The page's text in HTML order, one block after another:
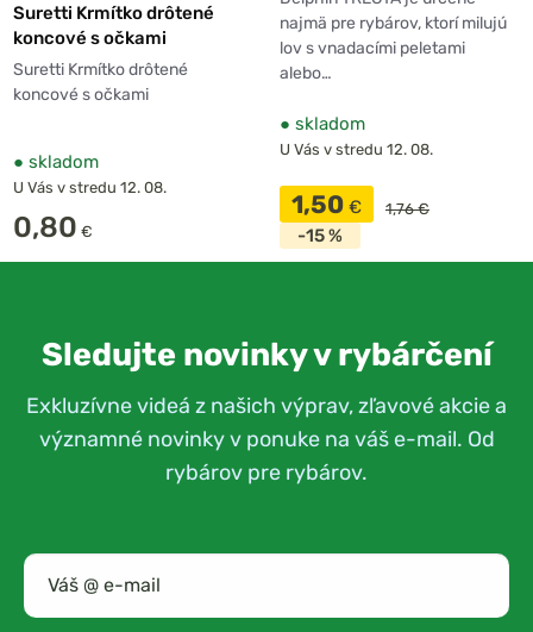
Suretti Krmítko drôtené
koncové s očkami
Suretti Krmítko drôtené
koncové s očkami
● skladom
U Vás v stredu 12. 08.
0,80 €
najmä pre rybárov, ktorí milujú
lov s vnadacími peletami
alebo…
● skladom
U Vás v stredu 12. 08.
1,50 € 1,76 €
-15 %
Sledujte novinky v rybárčení
Exkluzívne videá z našich výprav, zľavové akcie a
významné novinky v ponuke na váš e-mail. Od
rybárov pre rybárov.